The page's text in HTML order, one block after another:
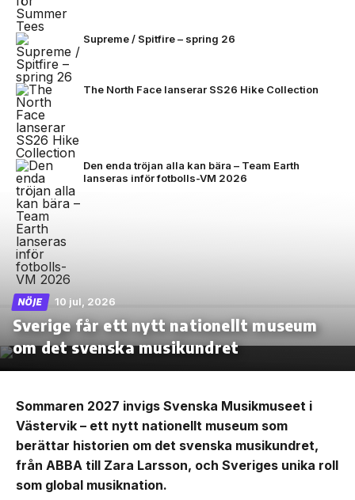
Supreme / Spitfire – spring 26
The North Face lanserar SS26 Hike Collection
Den enda tröjan alla kan bära – Team Earth
lanseras inför fotbolls-VM 2026
NÖJE 10 jul, 2026
Sverige får ett nytt nationellt museum
om det svenska musikundret
Sommaren 2027 invigs Svenska Musikmuseet i
Västervik – ett nytt nationellt museum som
berättar historien om det svenska musikundret,
från ABBA till Zara Larsson, och Sveriges unika roll
som global musiknation.